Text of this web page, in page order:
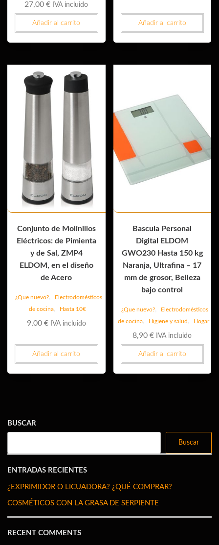
27,00€ IVA incluido
Añadir al carrito Añadir al carrito
Conjunto de Molinillos
Eléctricos: de Pimienta
y de Sal, ZMP4
ELDOM, en el diseño
de Acero
¿Que nuevo?
Electrodomésticos
de cocina
Hasta 10€
9,00 € IVA incluido
Añadir al carrito
Bascula Personal
Digital ELDOM
GWO230 Hasta 150 kg
Naranja, Ultrafina – 17
mm de grosor, Belleza
bajo control
¿Que nuevo?,
Electrodomésticos
de cocina, Higiene y salud Hogar
8,90€ IVA incluido
Añadir al carrito
BUSCAR
Buscar
ENTRADAS RECIENTES
¿EXPRIMIDOR O LICUADORA? ¿QUÉ COMPRAR?
COSMÉTICOS CON LA GRASA DE SERPIENTE
RECENT COMMENTS